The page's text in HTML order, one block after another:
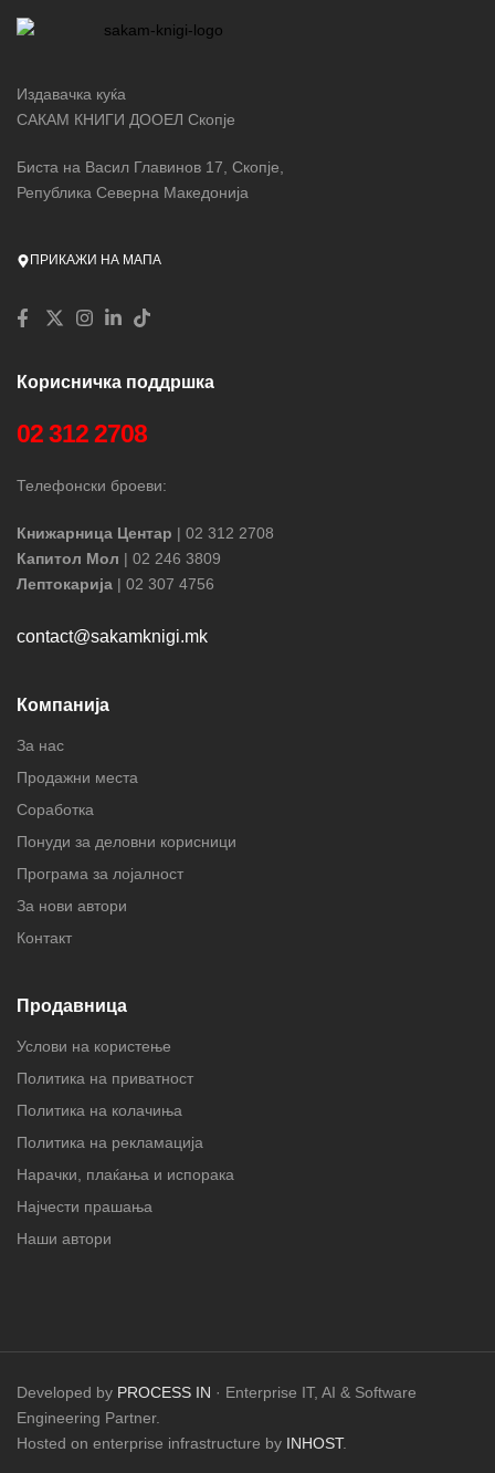
Издавачка куќа
САКАМ КНИГИ ДООЕЛ Скопје
Биста на Васил Главинов 17, Скопје,
Република Северна Македонија
ПРИКАЖИ НА МАПА
Корисничка поддршка
02 312 2708
Телефонски броеви:
Книжарница Центар | 02 312 2708
Капитол Мол | 02 246 3809
Лептокарија | 02 307 4756
contact@sakamknigi.mk
Компанија
За нас
Продажни места
Соработка
Понуди за деловни корисници
Програма за лојалност
За нови автори
Контакт
Продавница
Услови на користење
Политика на приватност
Политика на колачиња
Политика на рекламација
Нарачки, плаќања и испорака
Најчести прашања
Наши автори
Developed by PROCESS IN · Enterprise IT, AI & Software
Engineering Partner.
Hosted on enterprise infrastructure by INHOST.